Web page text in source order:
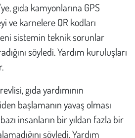
gıda kamyonlarına GPS
ve karnelere QR kodları
sistemin teknik sorunlar
söyledi. Yardım kuruluşları
gıda yardımının
başlamanın yavaş olması
insanların bir yıldan fazla bir
söyledi. Yardım